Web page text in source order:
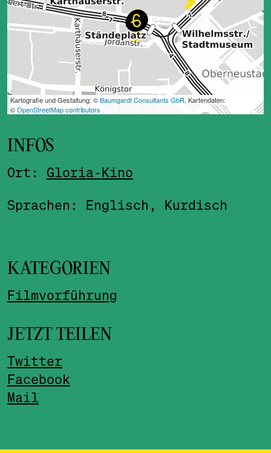
INFOS
Ort: Gloria-Kino
Sprachen: Englisch, Kurdisch
KATEGORIEN
Filmvorführung
JETZT TEILEN
Twitter
Facebook
Mail